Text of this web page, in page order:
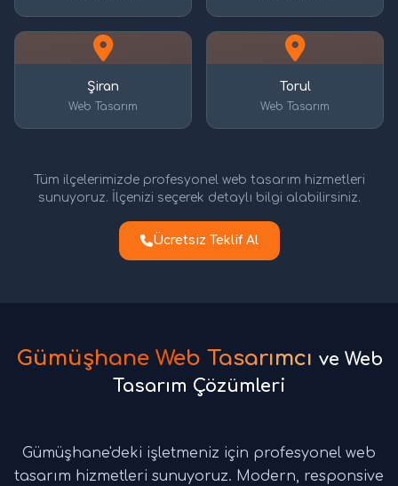
Şiran
Web Tasarım
Torul
Web Tasarım
Tüm ilçelerimizde profesyonel web tasarım hizmetleri
sunuyoruz. İlçenizi seçerek detaylı bilgi alabilirsiniz.
Ücretsiz Teklif Al
Gümüşhane Web Tasarımcı ve Web
Tasarım Çözümleri
Gümüşhane'deki işletmeniz için profesyonel web
tasarım hizmetleri sunuyoruz. Modern, responsive